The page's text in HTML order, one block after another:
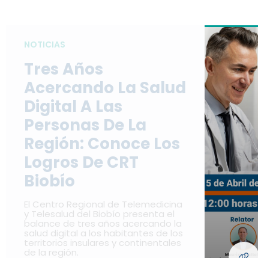
NOTICIAS
Tres Años
Acercando La Salud
Digital A Las
Personas De La
Región: Conoce Los
Logros De CRT
Biobío
El Centro Regional de Telemedicina
y Telesalud del Biobío presenta el
balance de tres años acercando la
salud digital a los habitantes de los
territorios insulares y continentales
de la región.